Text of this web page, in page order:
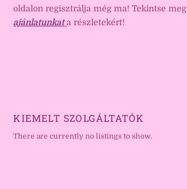
oldalon regisztrálja még ma! Tekintse meg
ajánlatunkat a részletekért!
KIEMELT SZOLGÁLTATÓK
There are currently no listings to show.